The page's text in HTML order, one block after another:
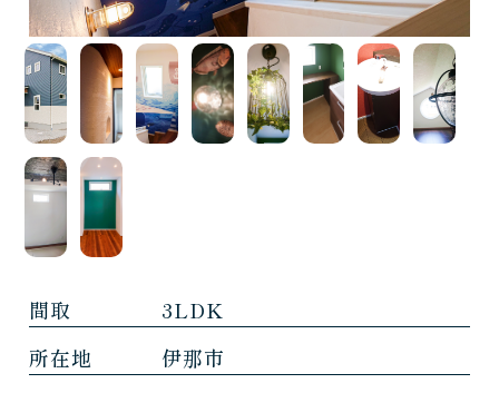
間取
3LDK
所在地
伊那市